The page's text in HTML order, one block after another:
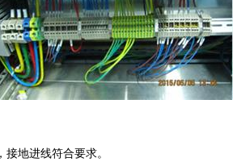
地进线符合要求。